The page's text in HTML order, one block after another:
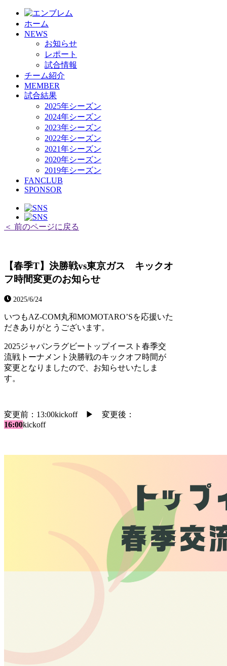
ホーム
NEWS
お知らせ
レポート
試合情報
チーム紹介
MEMBER
試合結果
2025年シーズン
2024年シーズン
2023年シーズン
2022年シーズン
2021年シーズン
2020年シーズン
2019年シーズン
FANCLUB
SPONSOR
＜ 前のページに戻る
【春季T】決勝戦vs東京ガス キックオ
フ時間変更のお知らせ
2025/6/24
いつもAZ-COM丸和MOMOTARO’Sを応援いた
だきありがとうございます。
2025ジャパンラグビートップイースト春季交
流戦トーナメント決勝戦のキックオフ時間が
変更となりましたので、お知らせいたしま
す。
変更前：13:00kickoff ▶ 変更後：
16:00kickoff
HOME
チーム紹介
選手・スタッフ紹介